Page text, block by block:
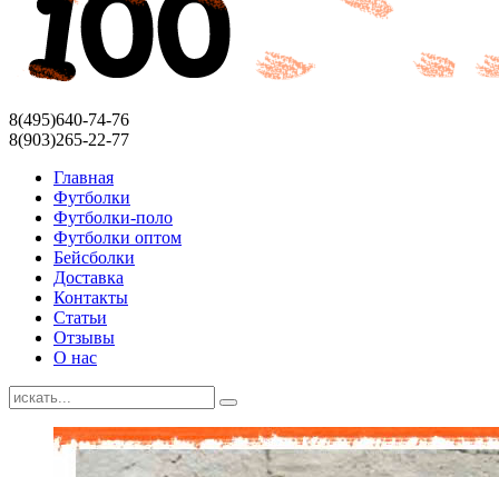
8(495)640-74-76
8(903)265-22-77
Главная
Футболки
Футболки-поло
Футболки оптом
Бейсболки
Доставка
Контакты
Статьи
Отзывы
О нас